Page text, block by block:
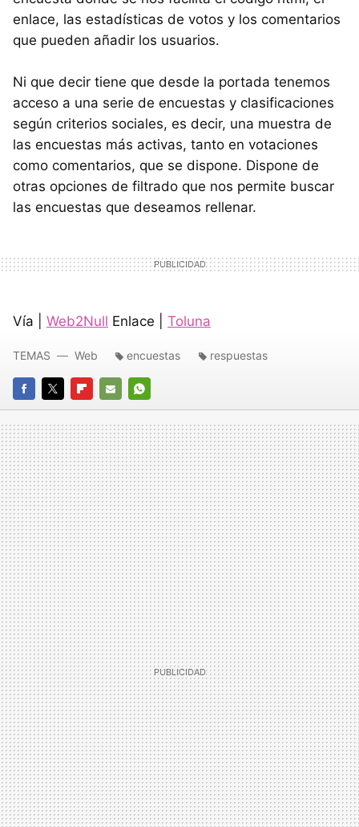
enlace, las estadísticas de votos y los comentarios
que pueden añadir los usuarios.
Ni que decir tiene que desde la portada tenemos
acceso a una serie de encuestas y clasificaciones
según criterios sociales, es decir, una muestra de
las encuestas más activas, tanto en votaciones
como comentarios, que se dispone. Dispone de
otras opciones de filtrado que nos permite buscar
las encuestas que deseamos rellenar.
Vía | Web2Null Enlace | Toluna
FACEBOOK
TWITTERFLIPBOARD
E-
MAIL
WHATSAPP
TEMAS Web encuestas respuestas